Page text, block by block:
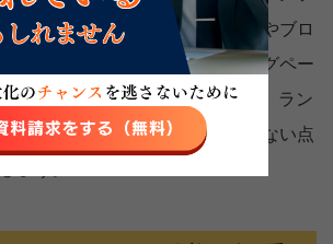
れることで自社のホームページやブロ
っかけを作れます。ランディングペー
を意識したページではないため、ラン
で見込み顧客の流用が期待できない点
ょう。